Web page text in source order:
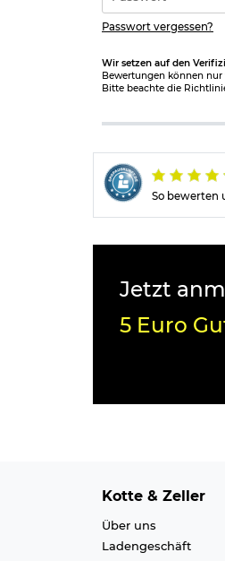
Passwort vergessen?
Wir setzen auf den
Bewertungen können
Bitte beachte die
So bewerten
Jetzt
5 Euro
Kotte & Zeller
Über uns
Ladengeschäft